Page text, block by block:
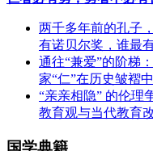
两千多年前的孔子
有诺贝尔奖，谁最
通往“兼爱”的阶梯
家“仁”在历史皱褶
“亲亲相隐” 的伦理
教育观与当代教育
国学典籍